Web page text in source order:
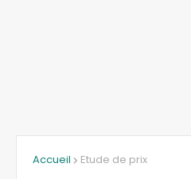
Accueil Etude de prix